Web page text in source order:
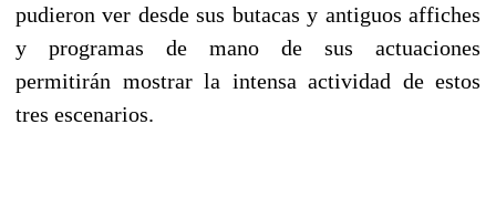
pudieron ver desde sus butacas y antiguos affiches
y programas de mano de sus actuaciones
permitirán mostrar la intensa actividad de estos
tres escenarios.